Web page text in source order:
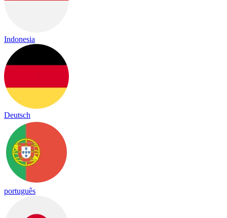
Indonesia
Deutsch
português